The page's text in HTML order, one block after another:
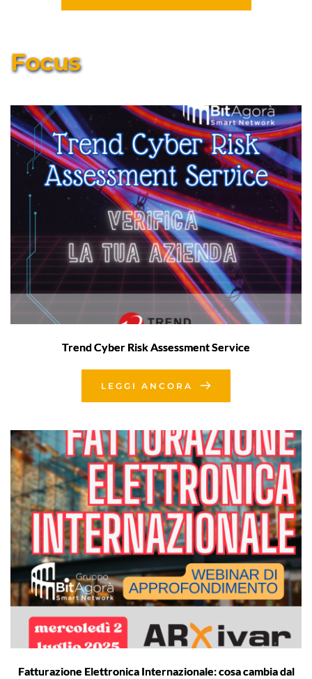
Focus
Trend Cyber Risk Assessment Service
LEGGI ANCORA
Fatturazione Elettronica Internazionale: cosa cambia dal